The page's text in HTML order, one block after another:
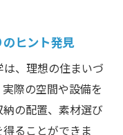
活用術を紹介
ングの見方解説
ーションのコツ
ヒント発見
、理想の住まいづ
際の空間や設備を
の配置、素材選び
ることができま